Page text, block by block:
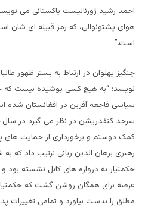
احمد رشید ژورنالیست پاکستانی می
هوای پشتونوالی، که رمز قبیله ای شان
است.”
چنگیز پهلوان در ارتباط به بستر ظهور
نویسد: “به هیچ کسی پوشیده نیست که
سیاسی فاجعه آفرین در افغانستان
کمک دوستم و برخورداری از حمایت های
رهبری برهان الدین ربانی ترتیب داد که
حکمتیار به دروازه های کابل نشسته
عرصه برای همگان روشن گشت که
مطلق را بدست بیاورد و تمامی تغییرات